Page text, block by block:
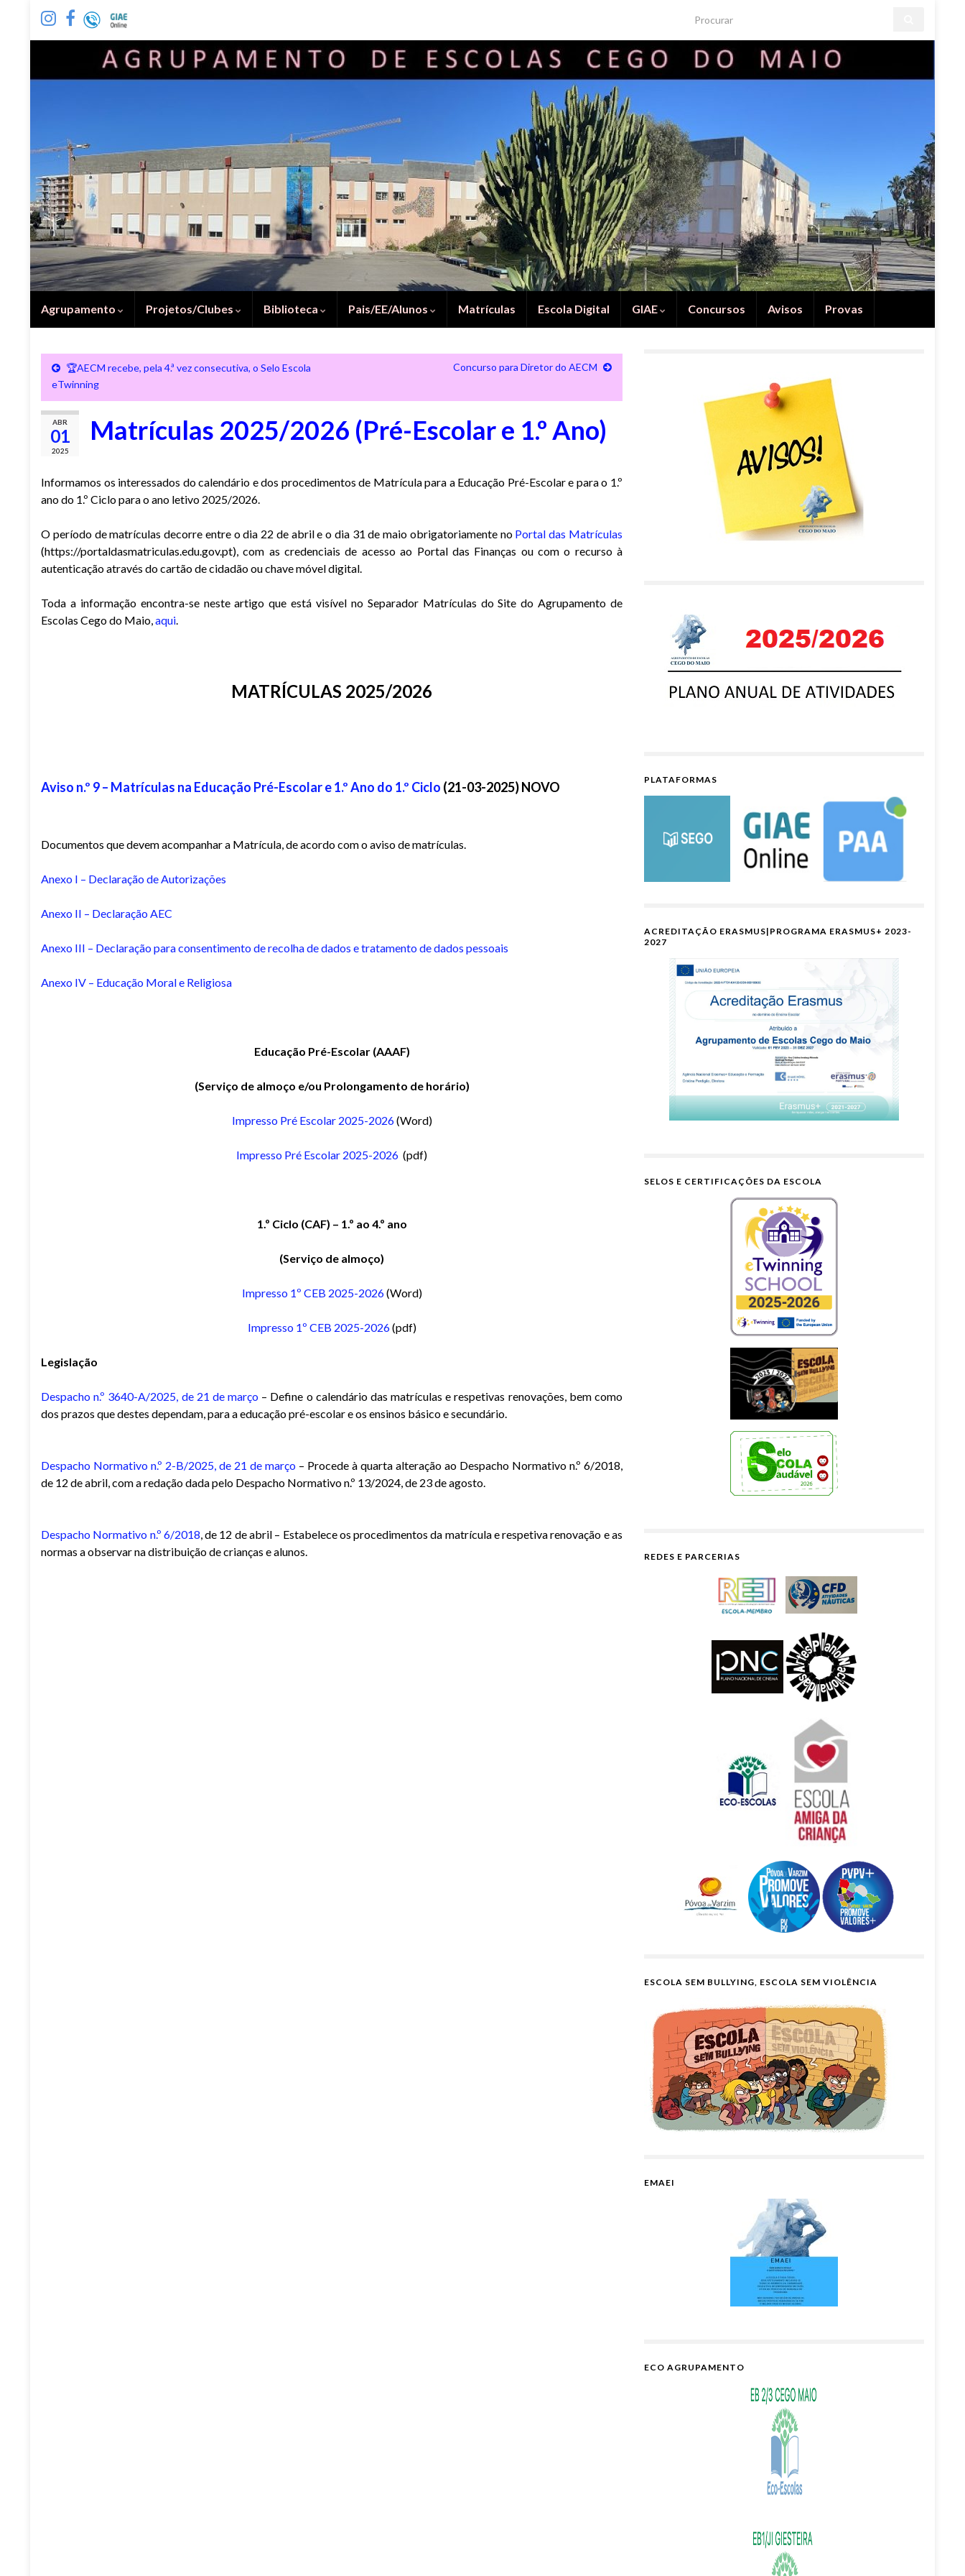
Search for:
Agrupamento Projetos/Clubes Biblioteca Pais/EE/Alunos Matrículas Escola Digital GIAE Concursos Avisos Provas
🏆AECM recebe, pela 4.ª vez consecutiva, o Selo Escola
eTwinning
Concurso para Diretor do AECM
ABR
01
2025
Matrículas 2025/2026 (Pré-Escolar e 1.º Ano)
Informamos os interessados do calendário e dos procedimentos de Matrícula para a Educação Pré-Escolar e para o 1.º
ano do 1.º Ciclo para o ano letivo 2025/2026.
O período de matrículas decorre entre o dia 22 de abril e o dia 31 de maio obrigatoriamente no Portal das Matrículas
(https://portaldasmatriculas.edu.gov.pt), com as credenciais de acesso ao Portal das Finanças ou com o recurso à
autenticação através do cartão de cidadão ou chave móvel digital.
Toda a informação encontra-se neste artigo que está visível no Separador Matrículas do Site do Agrupamento de
Escolas Cego do Maio,aqui.
MATRÍCULAS 2025/2026
Aviso n.º 9 – Matrículas na Educação Pré-Escolar e 1.º Ano do 1.º Ciclo (21-03-2025)NOVO
Documentos que devem acompanhar a Matrícula, de acordo com o aviso de matrículas.
Anexo I – Declaração de Autorizações
Anexo II – Declaração AEC
Anexo III – Declaração para consentimento de recolha de dados e tratamento de dados pessoais
Anexo IV – Educação Moral e Religiosa
Educação Pré-Escolar (AAAF)
(Serviço de almoço e/ou Prolongamento de horário)
Impresso Pré Escolar 2025-2026(Word)
Impresso Pré Escolar 2025-2026 (pdf)
1.º Ciclo (CAF) – 1.º ao 4.º ano
(Serviço de almoço)
Impresso 1º CEB 2025-2026(Word)
Impresso 1º CEB 2025-2026(pdf)
Legislação
Despacho n.º 3640-A/2025, de 21 de março – Define o calendário dasmatrículas e respetivas renovações, bem como
dos prazos que destes dependam, para a educação pré-escolar e os ensinos básico e secundário.
Despacho Normativo n.º 2-B/2025, de 21 de março – Procede à quarta alteração ao Despacho Normativo n.º 6/2018,
de 12 de abril, com a redação dada pelo Despacho Normativo n.º 13/2024, de 23 de agosto.
Despacho Normativo n.º 6/2018, de 12 de abril – Estabelece os procedimentos da matrícula e respetiva renovação e as
normas a observar na distribuição de crianças e alunos.
PLATAFORMAS
ACREDITAÇÃO ERASMUS|PROGRAMA ERASMUS+ 2023-
2027
SELOS E CERTIFICAÇÕES DA ESCOLA
REDES E PARCERIAS
ESCOLA SEM BULLYING, ESCOLA SEM VIOLÊNCIA
EMAEI
ECO AGRUPAMENTO